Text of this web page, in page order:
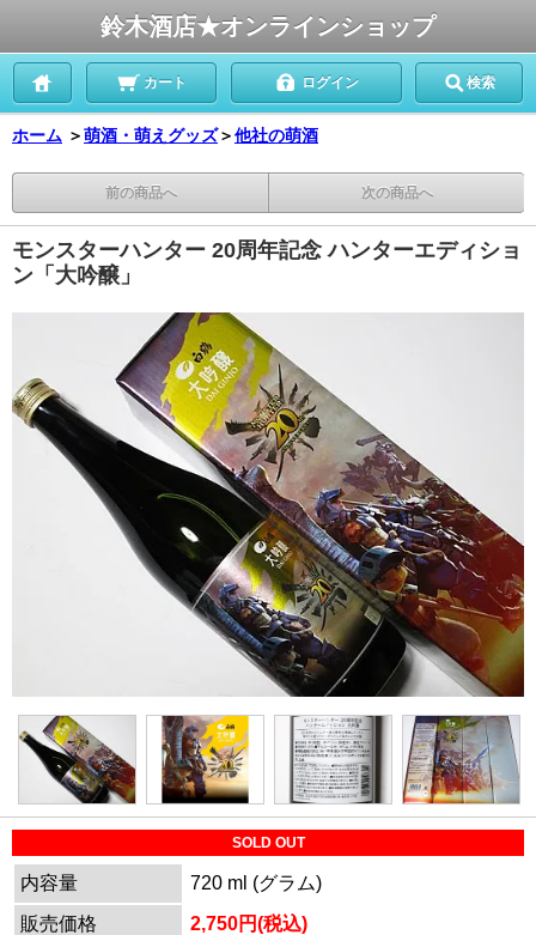
鈴木酒店★オンラインショップ
カート ログイン 検索
ホーム ＞萌酒・萌えグッズ＞他社の萌酒
前の商品へ 次の商品へ
モンスターハンター 20周年記念 ハンターエディショ
ン「大吟醸」
SOLD OUT
内容量
720 ml (グラム)
販売価格
2,750円(税込)